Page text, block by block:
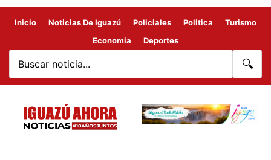
Inicio Noticias De Iguazú Policiales Politica
Turismo
Economia
Deportes
🔍